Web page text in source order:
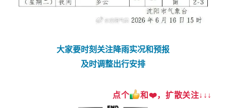
大家要时刻关注降雨实况和预报
及时调整出行安排
点个 和❤️，扩散关注↓↓↓